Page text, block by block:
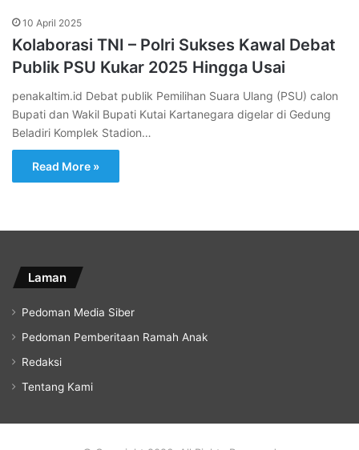
10 April 2025
Kolaborasi TNI – Polri Sukses Kawal Debat
Publik PSU Kukar 2025 Hingga Usai
penakaltim.id Debat publik Pemilihan Suara Ulang (PSU) calon
Bupati dan Wakil Bupati Kutai Kartanegara digelar di Gedung
Beladiri Komplek Stadion…
Read More »
Laman
Pedoman Media Siber
Pedoman Pemberitaan Ramah Anak
Redaksi
Tentang Kami